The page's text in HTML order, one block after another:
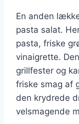
En anden
pasta salat.
pasta, friske
vinaigrette.
grillfester og
friske smag af
den krydrede
velsmagende